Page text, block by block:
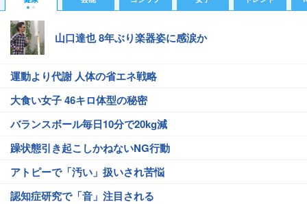
山口達也 8年ぶり楽器姿に感涙か
運動より代謝 人体の省エネ戦略
大食い女子 46キロ体型の秘密
バランスボール毎日10分で20kg減
躁状態引き起こしかねないNG行動
アトピーで「汚い」扱いされ苦悩
認知症研究で「音」注目される